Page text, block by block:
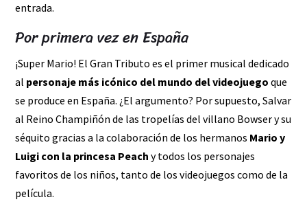
entrada.
Por primera vez en España
¡Super Mario! El Gran Tributo es el primer musical dedicado
al personaje más icónico del mundo del videojuego que
se produce en España. ¿El argumento? Por supuesto, Salvar
al Reino Champiñón de las tropelías del villano Bowser y su
séquito gracias a la colaboración de los hermanos Mario y
Luigi con la princesa Peach y todos los personajes
favoritos de los niños, tanto de los videojuegos como de la
película.